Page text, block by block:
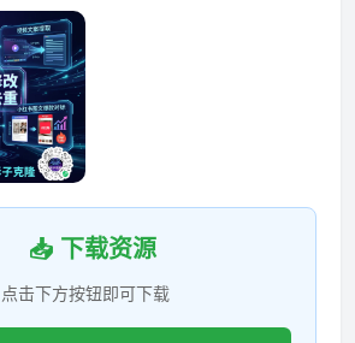
📥 下载资源
点击下方按钮即可下载